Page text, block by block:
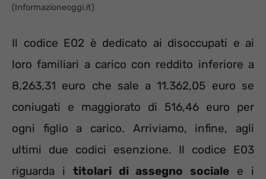
(Informazioneoggi.it)
Il codice E02 è dedicato ai disoccupati e ai
loro familiari a carico con reddito inferiore a
8,263,31 euro che sale a 11.362,05 euro se
coniugati e maggiorato di 516,46 euro per
ogni figlio a carico. Arriviamo, infine, agli
ultimi due codici esenzione. Il codice E03
riguarda i titolari di assegno sociale e i